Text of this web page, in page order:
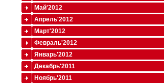
Май'2012
Апрель'2012
Март'2012
Февраль'2012
Январь'2012
Декабрь'2011
Ноябрь'2011